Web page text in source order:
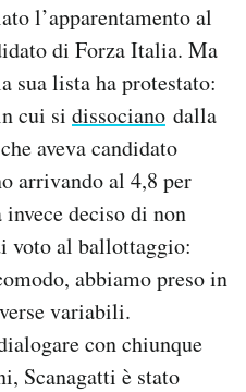
l’apparentamento al
di Forza Italia. Ma
sua lista ha protestato:
cui si dissociano dalla
aveva candidato
arrivando al 4,8 per
deciso di non
voto al ballottaggio:
abbiamo preso in
variabili.
con chiunque
Scanagatti è stato